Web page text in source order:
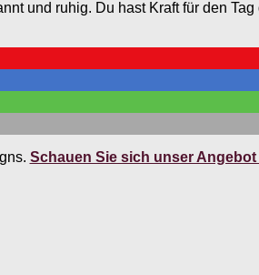
und ruhig. Du hast Kraft für den
Schauen Sie sich unser Angebot